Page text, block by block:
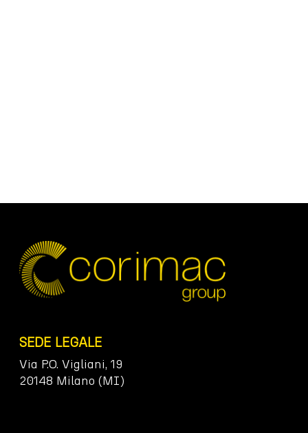
SEDE LEGALE
Via P.O. Vigliani, 19
20148 Milano (MI)